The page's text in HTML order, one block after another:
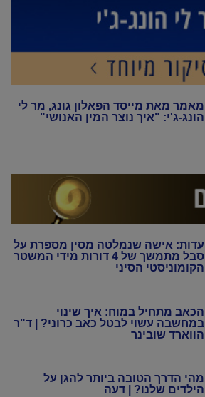
מאמר מאת מייסד הפאלון גונג, מר לי
הונג-ג'י: "איך נוצר המין האנושי"
עדות: אישה שנמלטה מסין מספרת על
סבל מתמשך של 4 דורות מידי המשטר
הקומוניסטי הסיני
הכאב מתחיל במוח: איך שינוי
במחשבה עשוי לבטל כאב כרוני? | ד"ר
הווארד שובינר
מהי הדרך הטובה ביותר להגן על
הילדים שלנו? | דעה